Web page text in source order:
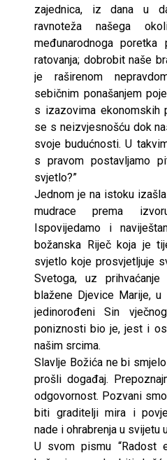
zajednica, iz dana u
ravnoteža našega
međunarodnoga poretka
ratovanja; dobrobit naše
je raširenom
sebičnim ponašanjem
s izazovima ekonomskih
se s neizvjesnošću dok
svoje budućnosti. U
s pravom postavljamo
svjetlo?”
Jednom je na istoku
mudrace prema
Ispovijedamo i
božanska Riječ koja je
svjetlo koje prosvjetljuje
Svetoga, uz
blažene Djevice Marije,
jedinorođeni Sin
poniznosti bio je, jest i
našim srcima.
Slavlje Božića ne bi
prošli događaj.
odgovornost. Pozvani
biti graditelji mira i
nade i ohrabrenja u svijetu
U svom pismu “Radost